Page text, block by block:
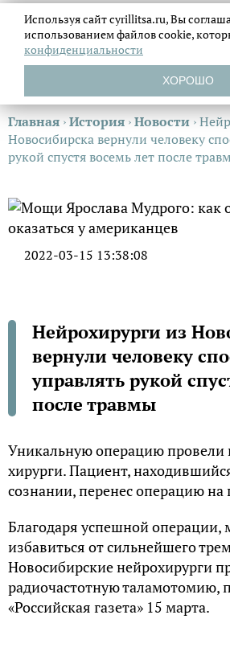
Главная ›История ›Новости ›
Новосибирска вернули человеку
рукой спустя восемь лет после
2022-03-15 13:38:08
Нейрохирурги из
вернули человеку
управлять рукой
после травмы
Уникальную операцию провели
хирурги. Пациент,
сознании, перенес операцию на
Благодаря успешной операции,
избавиться от сильнейшего
Новосибирские нейрохирурги
радиочастотную таламотомию,
«Российская газета» 15 марта.
Используя сайт cyrillitsa.ru, Вы
использованием файловcookie,
конфиденциальности
ХОРОШО